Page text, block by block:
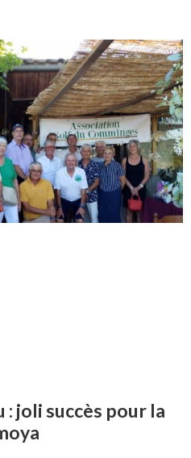
joli succès pour la